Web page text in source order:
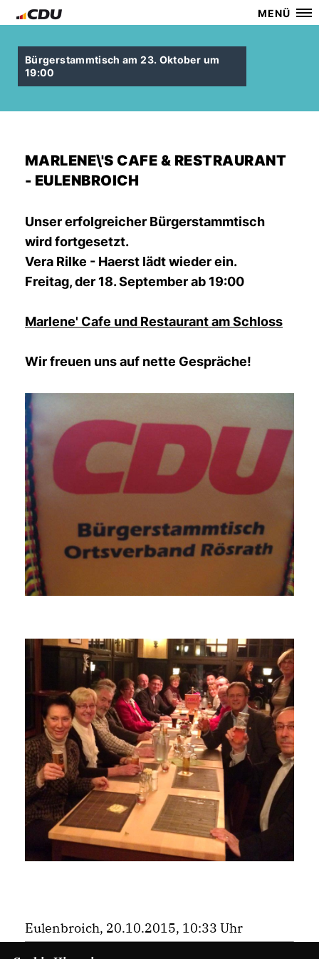
MENÜ
Bürgerstammtisch am 23. Oktober um
19:00
MARLENE\'S CAFE & RESTRAURANT
- EULENBROICH
Unser erfolgreicher Bürgerstammtisch
wird fortgesetzt.
Vera Rilke - Haerst lädt wieder ein.
Freitag, der 18. September ab 19:00
Marlene' Cafe und Restaurant am Schloss
Wir freuen uns auf nette Gespräche!
Eulenbroich, 20.10.2015, 10:33 Uhr